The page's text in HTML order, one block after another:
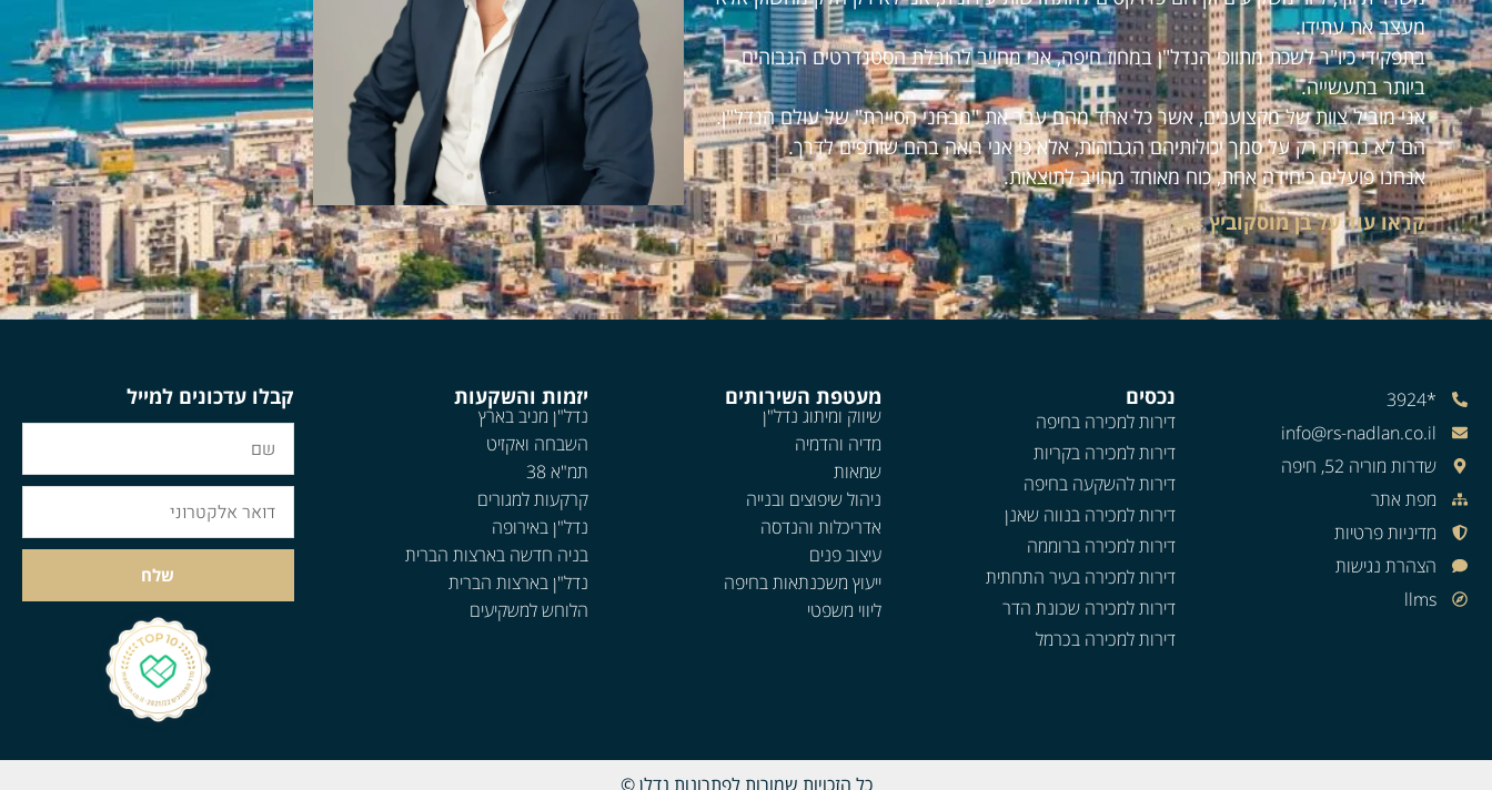
מעצב את עתידו.
בתפקידי כיו"ר לשכת מתווכי הנדל"ן במחוז חיפה, אני מחויב להובלת הסטנדרטים הגבוהים
ביותר בתעשייה.
אני מוביל צוות של מקצוענים, אשר כל אחד מהם עבר את "מבחני הסיירת" של עולם הנדל"ן.
הם לא נבחרו רק על סמך יכולותיהם הגבוהות, אלא כי אני רואה בהם שותפים לדרך.
אנחנו פועלים כיחידה אחת, כוח מאוחד מחויב לתוצאות.
קראו עוד על בן מוסקוביץ >>>
*3924
info@rs-nadlan.co.il
שדרות מוריה 52, חיפה
מפת אתר
מדיניות פרטיות
הצהרת נגישות
llms
נכסים
דירות למכירה בחיפה
דירות למכירה בקריות
דירות להשקעה בחיפה
דירות למכירה בנווה שאנן
דירות למכירה ברוממה
דירות למכירה בעיר התחתית
דירות למכירה שכונת הדר
דירות למכירה בכרמל
מעטפת השירותים
שיווק ומיתוג נדל"ן
מדיה והדמיה
שמאות
ניהול שיפוצים ובנייה
אדריכלות והנדסה
עיצוב פנים
ייעוץ משכנתאות בחיפה
ליווי משפטי
יזמות והשקעות
נדל"ן מניב בארץ
השבחה ואקזיט
תמ"א 38
קרקעות למגורים
נדל"ן באירופה
בניה חדשה בארצות הברית
נדל"ן בארצות הברית
הלוחש למשקיעים
קבלו עדכונים למייל
שלח
כל הזכויות שמורות לפתרונות נדלן ©